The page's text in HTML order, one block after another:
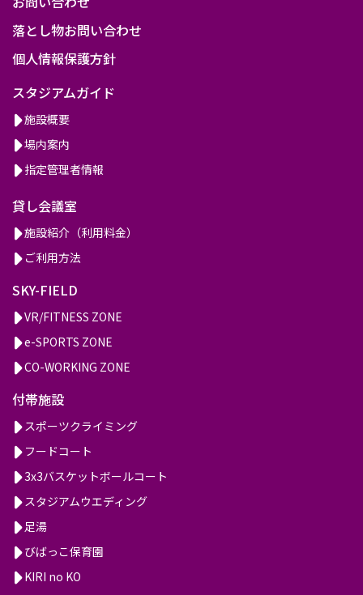
落とし物お問い合わせ
個人情報保護方針
スタジアムガイド
施設概要
場内案内
指定管理者情報
貸し会議室
施設紹介（利用料金）
ご利用方法
SKY-FIELD
VR/FITNESS ZONE
e-SPORTS ZONE
CO-WORKING ZONE
付帯施設
スポーツクライミング
フードコート
3x3バスケットボールコート
スタジアムウエディング
足湯
びばっこ保育園
KIRI no KO